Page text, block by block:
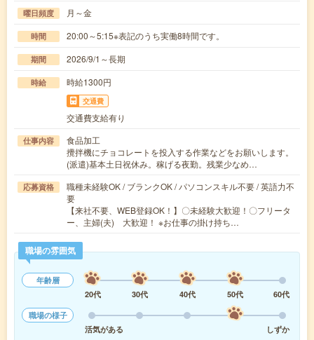
曜日頻度 月～金
時間 20:00～5:15※表記のうち実働8時間です。
期間 2026/9/1～長期
時給 時給1300円
交通費
交通費支給有り
仕事内容
食品加工
攪拌機にチョコレートを投入する作業などをお願いします。
(派遣)基本土日祝休み。稼げる夜勤。残業少なめ…
応募資格
職種未経験OK / ブランクOK / パソコンスキル不要 / 英語力不
要
【来社不要、WEB登録OK！】〇未経験大歓迎！〇フリータ
ー、主婦(夫) 大歓迎！ ※お仕事の掛け持ち…
職場の雰囲気
年齢層
20代
30代 40代 50代
60代
職場の様子
活気がある
しずか